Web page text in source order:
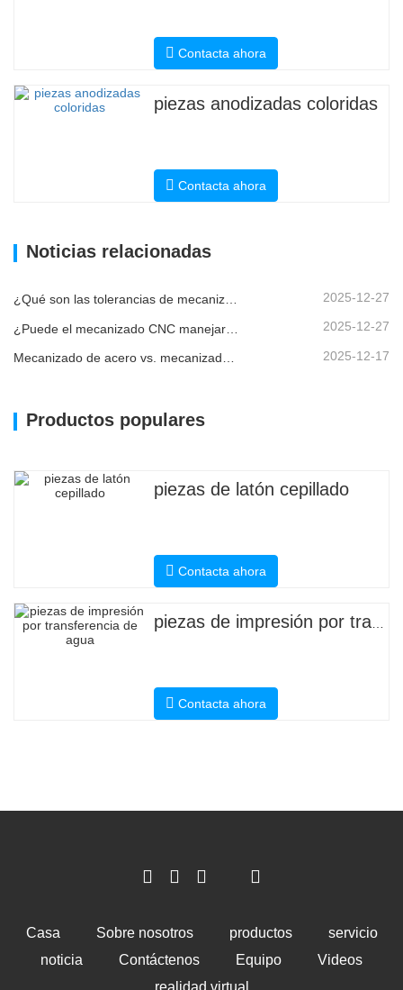
Contacta ahora
piezas anodizadas coloridas
Contacta ahora
Noticias relacionadas
¿Qué son las tolerancias de mecanizado CNC y por qué son importantes? 2025-12-27
2025-12-27
2025-12-17
Productos populares
piezas de latón cepillado
Contacta ahora
Contacta ahora
Casa Sobre nosotros productos
servicio
noticia
Contáctenos Equipo
Videos
realidad virtual